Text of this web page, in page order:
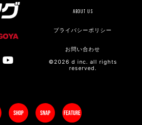
ABOUT US
プライバシーポリシー
お問い合わせ
©2026 d inc. all rights
reserved.